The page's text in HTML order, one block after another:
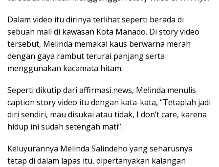
Dalam video itu dirinya terlihat seperti berada di
sebuah mall di kawasan Kota Manado. Di story video
tersebut, Melinda memakai kaus berwarna merah
dengan gaya rambut terurai panjang serta
menggunakan kacamata hitam.
Seperti dikutip dari affirmasi.news, Melinda menulis
caption story video itu dengan kata-kata, “Tetaplah jadi
diri sendiri, mau disukai atau tidak, I don’t care, karena
hidup ini sudah setengah mati”.
Keluyurannya Melinda Salindeho yang seharusnya
tetap di dalam lapas itu, dipertanyakan kalangan